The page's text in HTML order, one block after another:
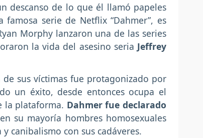
descanso de lo que él llamó papeles
serie de Netflix “Dahmer”, es
Morphy lanzaron una de las series
la vida del asesino seria Jeffrey
sus víctimas fue protagonizado por
un éxito, desde entonces ocupa el
la plataforma. Dahmer fue declarado
su mayoría hombres homosexuales
canibalismo con sus cadáveres.